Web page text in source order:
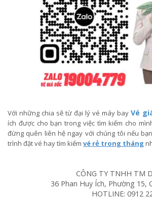
Với những chia sẽ từ đại lý vé máy bay Vé
ích được cho bạn trong việc tìm kiếm cho
đừng quên liên hệ ngay với chúng tôi nếu
trình đặt vé hay tìm kiếm vé rẻ trong tháng
CÔNG TY TNHH TM
36 Phan Huy Ích, Phường 15,
HOTLINE: 0912